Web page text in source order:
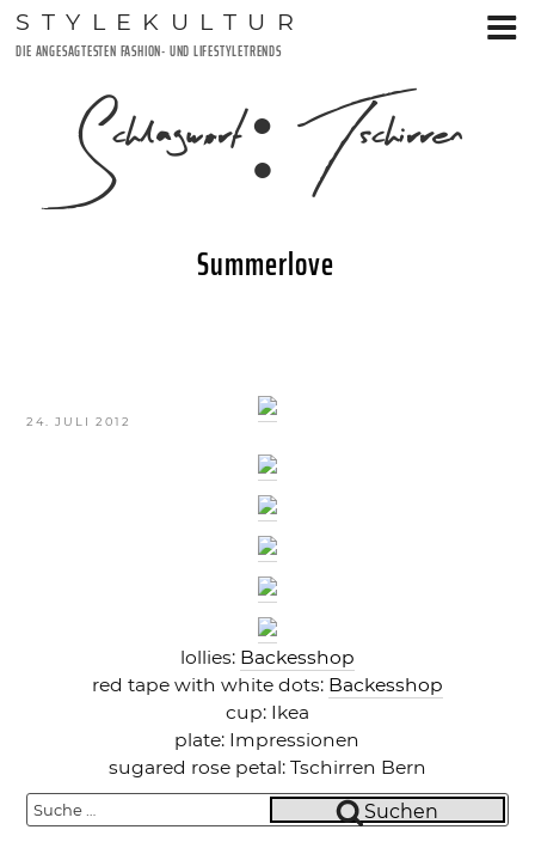
Zum
Inhalt
STYLEKULTUR
DIE ANGESAGTESTEN FASHION- UND LIFESTYLETRENDS
Schlagwort:Tschirren
VERÖFFENTLICHT
24. JULI 2012
Summerlove
lollies: Backesshop
red tape with white dots: Backesshop
cup: Ikea
plate: Impressionen
sugared rose petal: Tschirren Bern
Suche
Suchen